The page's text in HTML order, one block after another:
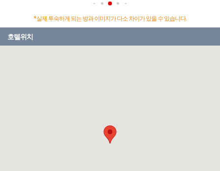
*실제 투숙하게 되는 방과 이미지가 다소 차이가 있을 수 있습니다.
호텔위치